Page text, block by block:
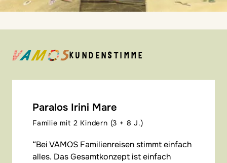
KUNDENSTIMME
Paralos Irini Mare
Familie mit 2 Kindern (3 + 8 J.)
Bei VAMOS Familienreisen stimmt einfach
alles. Das Gesamtkonzept ist einfach